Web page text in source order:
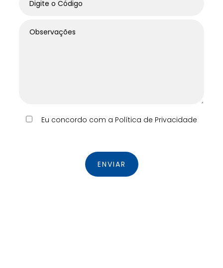
Eu concordo com a Política de Privacidade